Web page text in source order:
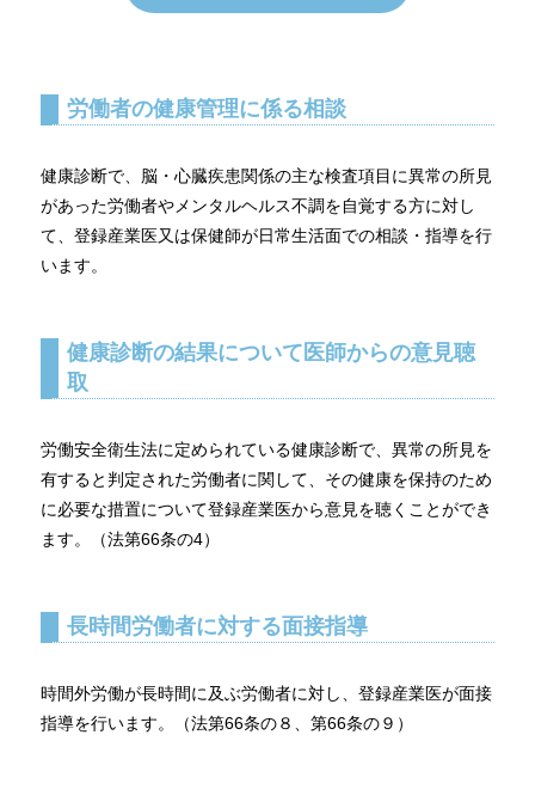
労働者の健康管理に係る相談
健康診断で、脳・心臓疾患関係の主な検査項目に異常の所見
があった労働者やメンタルヘルス不調を自覚する方に対し
て、登録産業医又は保健師が日常生活面での相談・指導を行
います。
健康診断の結果について医師からの意見聴
取
労働安全衛生法に定められている健康診断で、異常の所見を
有すると判定された労働者に関して、その健康を保持のため
に必要な措置について登録産業医から意見を聴くことができ
ます。（法第66条の4）
長時間労働者に対する面接指導
時間外労働が長時間に及ぶ労働者に対し、登録産業医が面接
指導を行います。（法第66条の８、第66条の９）